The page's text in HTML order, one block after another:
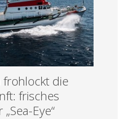
die
frisches
Eye“